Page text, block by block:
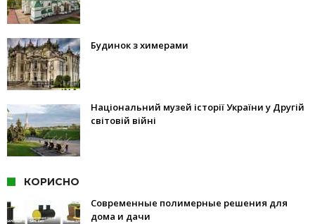
Будинок з химерами
Національний музей історії України у Другій
світовій війні
КОРИСНО
Современные полимерные решения для
дома и дачи